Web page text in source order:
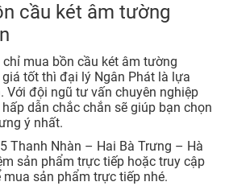
cầu két âm tường
mua bồn cầu két âm tường
tốt thì đại lý Ngân Phát là lựa
Với đội ngũ tư vấn chuyên nghiệp
dẫn chắc chắn sẽ giúp bạn chọn
ý nhất.
Thanh Nhàn – Hai Bà Trưng – Hà
sản phẩm trực tiếp hoặc truy cập
mua sản phẩm trực tiếp nhé.